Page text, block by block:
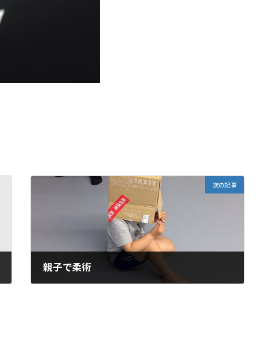
次の記事
親子で柔術